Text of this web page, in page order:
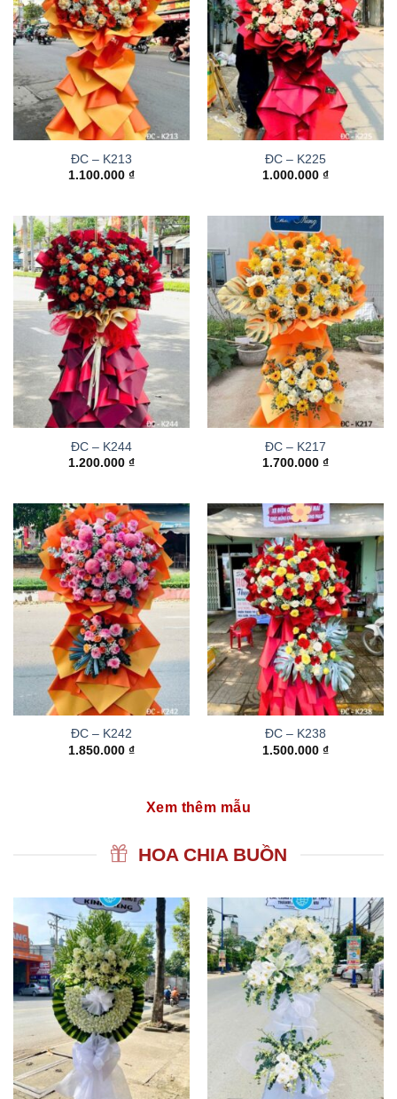
ĐC – K213
1.100.000 ₫
ĐC – K225
1.000.000 ₫
ĐC – K244
1.200.000 ₫
ĐC – K217
1.700.000 ₫
ĐC – K242
1.850.000 ₫
ĐC – K238
1.500.000 ₫
Xem thêm mẫu
HOA CHIA BUỒN